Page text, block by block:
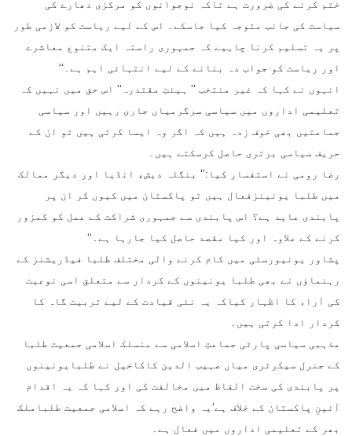
ختم کرنے کی ضرورت ہے تاکہ نوجوانوں کو مرکزی دھارے کی
سیاست کی جانب متوجہ کیا جاسکے۔ اس کے لیے ریاست کو لازمی طور
پر یہ تسلیم کرنا چاہیے کہ جمہوری راستہ ایک متنوع معاشرے
اور ریاست کو جواب دہ بنانے کے لیے انتہائی اہم ہے۔‘‘
انہوں نے کہا کہ غیر منتخب ’’ ہیئتِ مقتدرہ‘‘ اس حق میں نہیں کہ
تعلیمی اداروں میں سیاسی سرگرمیاں جاری رہیں اور سیاسی
جماعتیں بھی خوف زدہ ہیں کہ اگر وہ ایسا کرتی ہیں تو ان کے
حریف سیاسی برتری حاصل کرسکتے ہیں۔
رضا رومی نے استفسار کیا:’’ بنگلہ دیش، انڈیا اور دیگر ممالک
میں طلبا یونینزفعال ہیں تو پاکستان میں کیوں کر ان پر
پابندی عاید ہے؟ اس پابندی سے جمہوری شراکت کے عمل کو کمزور
کرنے کے علاوہ اور کیا مقصد حاصل کیا جارہا ہے۔‘‘
پشاور یونیورسٹی میں کام کرنے والی مختلف طلبا فیڈریشنز کے
رہنماؤں نے بھی طلبا یونینوں کے کردار سے متعلق اسی نوعیت
کی آراء کا اظہار کیاکہ یہ نئی قیادت کے لیے تربیت گاہ کا
کردار ادا کرتی ہیں۔
مذہبی سیاسی پارٹی جماعتِ اسلامی سے منسلک اسلامی جمعیت طلبا
کے جنرل سیکرٹری میاں صہیب الدین کاکاخیل نے طلبایونینوں
پر پابندی کی سخت الفاظ میں مخالفت کی اور کہا کہ یہ اقدام
آئینِ پاکستان کے خلاف ہے‘یہ واضح رہے کہ اسلامی جمعیت طلباملک
بھر کے تعلیمی اداروں میں فعال ہے۔